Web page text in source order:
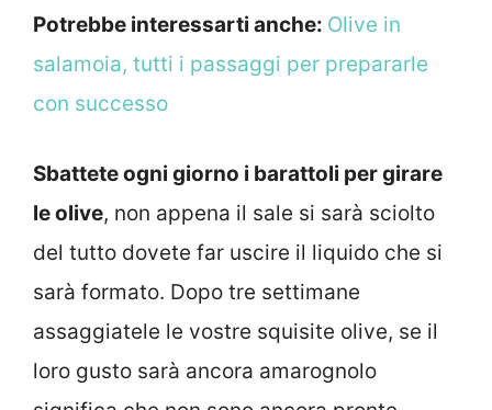
Potrebbe interessarti anche: Olive in
salamoia, tutti i passaggi per prepararle
con successo
Sbattete ogni giorno i barattoli per girare
le olive, non appena il sale si sarà sciolto
del tutto dovete far uscire il liquido che si
sarà formato. Dopo tre settimane
assaggiatele le vostre squisite olive, se il
loro gusto sarà ancora amarognolo